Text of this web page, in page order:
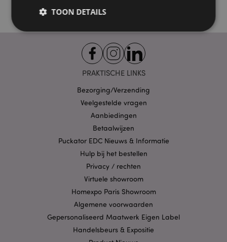
PRAKTISCHE LINKS
Bezorging/Verzending
Veelgestelde vragen
Aanbiedingen
Betaalwijzen
Puckator EDC Nieuws & Informatie
Hulp bij het bestellen
Privacy / rechten
Virtuele showroom
Homexpo Paris Showroom
Algemene voorwaarden
Gepersonaliseerd Maatwerk Eigen Label
Handelsbeurs & Expositie
TOON DETAILS
Strikt noodzakelijke Prestatie
Functionaliteits
kernfunctionaliteit van de website mogelijk, zoals
gebruikersaanmelding en accountbeheer. Zonder
strikt noodzakelijke cookies kan de website niet
goed gebruikt worden.
Naam
Domein
CookieScriptConsent
X-Magento-Vary